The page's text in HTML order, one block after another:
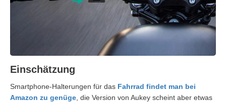
Einschätzung
Smartphone-Halterungen für das Fahrrad findet man bei
Amazon zu genüge , die Version von Aukey scheint aber etwas